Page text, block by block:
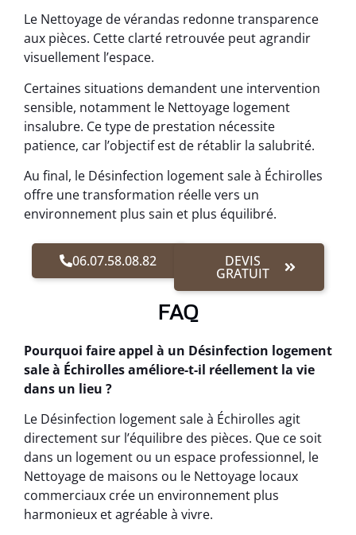
Le Nettoyage de vérandas redonne transparence
aux pièces. Cette clarté retrouvée peut agrandir
visuellement l’espace.
Certaines situations demandent une intervention
sensible, notamment le Nettoyage logement
insalubre. Ce type de prestation nécessite
patience, car l’objectif est de rétablir la salubrité.
Au final, le Désinfection logement sale à Échirolles
offre une transformation réelle vers un
environnement plus sain et plus équilibré.
06.07.58.08.82 DEVIS
GRATUIT
FAQ
Pourquoi faire appel à un Désinfection logement
sale à Échirolles améliore-t-il réellement la vie
dans un lieu ?
Le Désinfection logement sale à Échirolles agit
directement sur l’équilibre des pièces. Que ce soit
dans un logement ou un espace professionnel, le
Nettoyage de maisons ou le Nettoyage locaux
commerciaux crée un environnement plus
harmonieux et agréable à vivre.